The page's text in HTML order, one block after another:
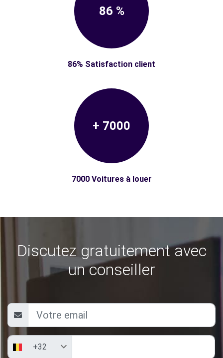
86 %
86% Satisfaction client
+ 7000
7000 Voitures à louer
Discutez gratuitement avec
un conseiller